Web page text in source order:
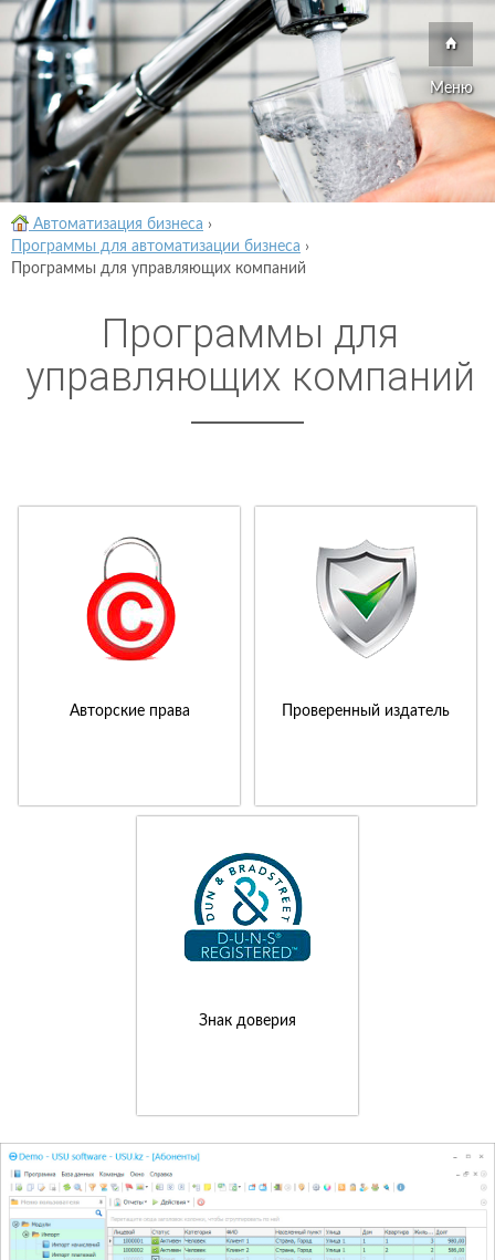
Меню
Автоматизация бизнеса ›
Программы для автоматизации бизнеса ›
Программы для управляющих компаний
Программы для
управляющих компаний
Авторские права Проверенный издатель
Знак доверия